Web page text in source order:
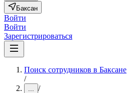
Баксан
Войти
Войти
Зарегистрироваться
Поиск сотрудников в Баксане
/
... /